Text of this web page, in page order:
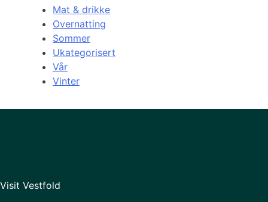
Mat & drikke
Overnatting
Sommer
Ukategorisert
Vår
Vinter
Visit Vestfold